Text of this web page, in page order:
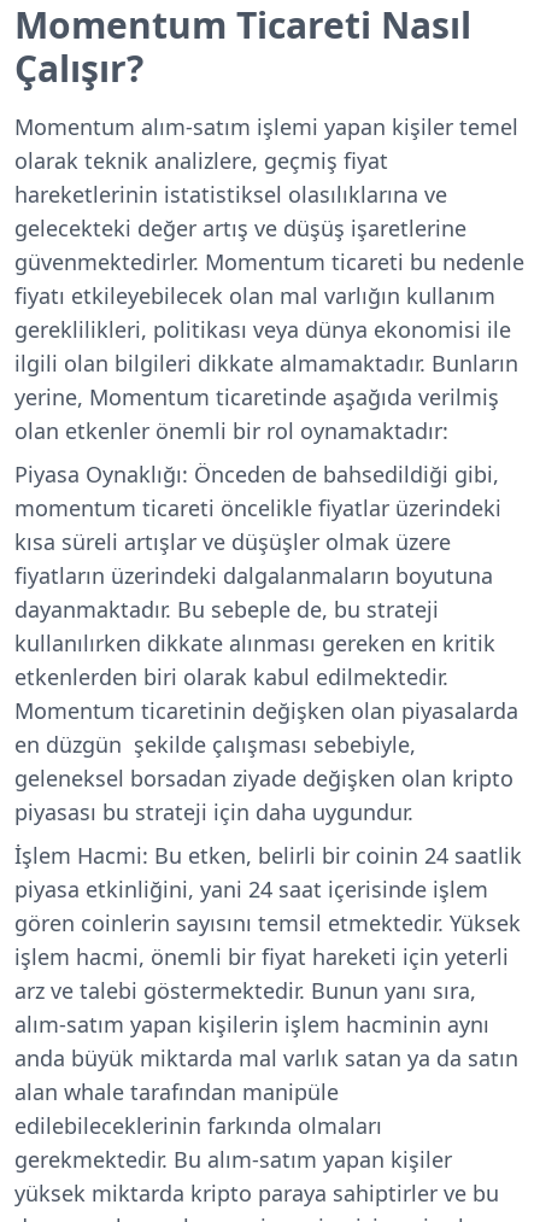
Momentum Ticareti Nasıl
Çalışır?
Momentum alım-satım işlemi yapan kişiler temel
olarak teknik analizlere, geçmiş fiyat
hareketlerinin istatistiksel olasılıklarına ve
gelecekteki değer artış ve düşüş işaretlerine
güvenmektedirler. Momentum ticareti bu nedenle
fiyatı etkileyebilecek olan mal varlığın kullanım
gereklilikleri, politikası veya dünya ekonomisi ile
ilgili olan bilgileri dikkate almamaktadır. Bunların
yerine, Momentum ticaretinde aşağıda verilmiş
olan etkenler önemli bir rol oynamaktadır:
Piyasa Oynaklığı: Önceden de bahsedildiği gibi,
momentum ticareti öncelikle fiyatlar üzerindeki
kısa süreli artışlar ve düşüşler olmak üzere
fiyatların üzerindeki dalgalanmaların boyutuna
dayanmaktadır. Bu sebeple de, bu strateji
kullanılırken dikkate alınması gereken en kritik
etkenlerden biri olarak kabul edilmektedir.
Momentum ticaretinin değişken olan piyasalarda
en düzgün şekilde çalışması sebebiyle,
geleneksel borsadan ziyade değişken olan kripto
piyasası bu strateji için daha uygundur.
İşlem Hacmi: Bu etken, belirli bir coinin 24 saatlik
piyasa etkinliğini, yani 24 saat içerisinde işlem
gören coinlerin sayısını temsil etmektedir. Yüksek
işlem hacmi, önemli bir fiyat hareketi için yeterli
arz ve talebi göstermektedir. Bunun yanı sıra,
alım-satım yapan kişilerin işlem hacminin aynı
anda büyük miktarda mal varlık satan ya da satın
alan whale tarafından manipüle
edilebileceklerinin farkında olmaları
gerekmektedir. Bu alım-satım yapan kişiler
yüksek miktarda kripto paraya sahiptirler ve bu